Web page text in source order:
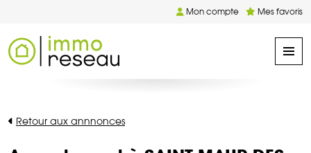
Mon compte Mes favoris
Retour aux annnonces